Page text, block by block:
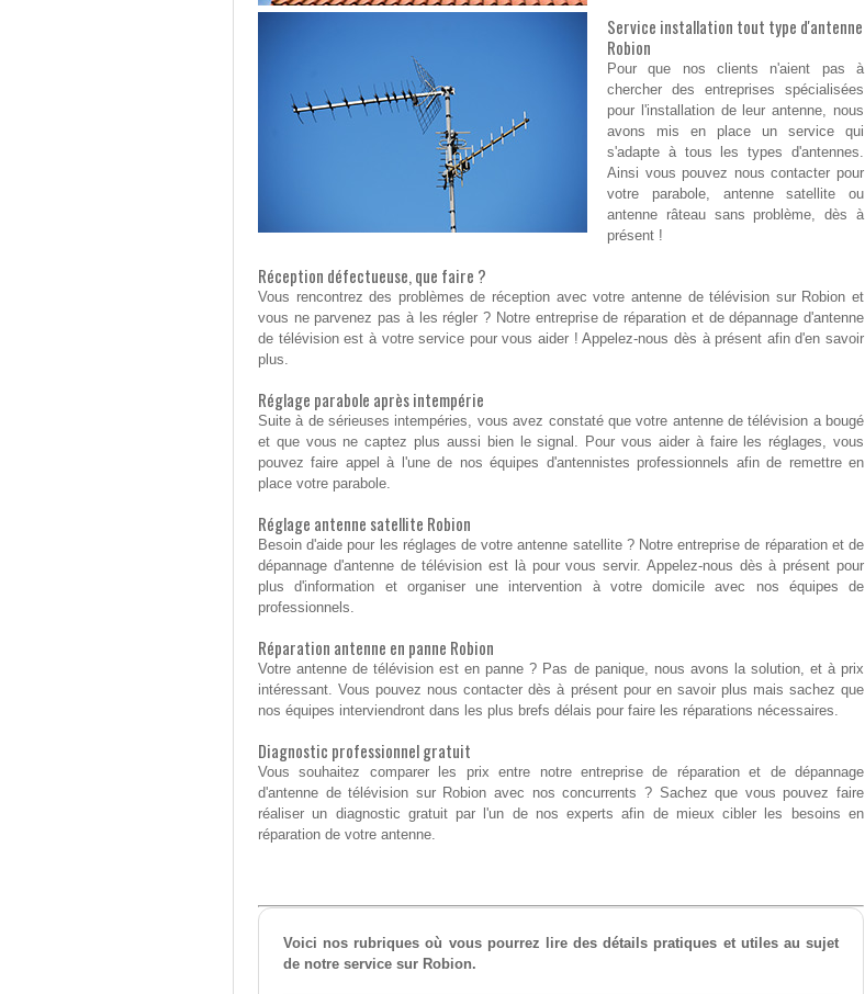
Service installation tout type d'antenne
Robion
Pour que nos clients n'aient pas à
chercher des entreprises spécialisées
pour l'installation de leur antenne, nous
avons mis en place un service qui
s'adapte à tous les types d'antennes.
Ainsi vous pouvez nous contacter pour
votre parabole, antenne satellite ou
antenne râteau sans problème, dès à
présent !
Réception défectueuse, que faire ?
Vous rencontrez des problèmes de réception avec votre antenne de télévision sur Robion et
vous ne parvenez pas à les régler ? Notre entreprise de réparation et de dépannage d'antenne
de télévision est à votre service pour vous aider ! Appelez-nous dès à présent afin d'en savoir
plus.
Réglage parabole après intempérie
Suite à de sérieuses intempéries, vous avez constaté que votre antenne de télévision a bougé
et que vous ne captez plus aussi bien le signal. Pour vous aider à faire les réglages, vous
pouvez faire appel à l'une de nos équipes d'antennistes professionnels afin de remettre en
place votre parabole.
Réglage antenne satellite Robion
Besoin d'aide pour les réglages de votre antenne satellite ? Notre entreprise de réparation et de
dépannage d'antenne de télévision est là pour vous servir. Appelez-nous dès à présent pour
plus d'information et organiser une intervention à votre domicile avec nos équipes de
professionnels.
Réparation antenne en panne Robion
Votre antenne de télévision est en panne ? Pas de panique, nous avons la solution, et à prix
intéressant. Vous pouvez nous contacter dès à présent pour en savoir plus mais sachez que
nos équipes interviendront dans les plus brefs délais pour faire les réparations nécessaires.
Diagnostic professionnel gratuit
Vous souhaitez comparer les prix entre notre entreprise de réparation et de dépannage
d'antenne de télévision sur Robion avec nos concurrents ? Sachez que vous pouvez faire
réaliser un diagnostic gratuit par l'un de nos experts afin de mieux cibler les besoins en
réparation de votre antenne.
Voici nos rubriques où vous pourrez lire des détails pratiques et utiles au sujet
de notre service sur Robion.